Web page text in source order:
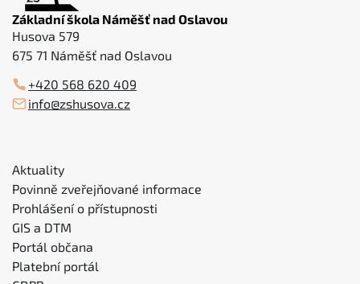
Základní škola Náměšť nad Oslavou
Husova 579
675 71 Náměšť nad Oslavou
+420 568 620 409
info@zshusova.cz
Aktuality
Povinně zveřejňované informace
Prohlášení o přístupnosti
GIS a DTM
Portál občana
Platební portál